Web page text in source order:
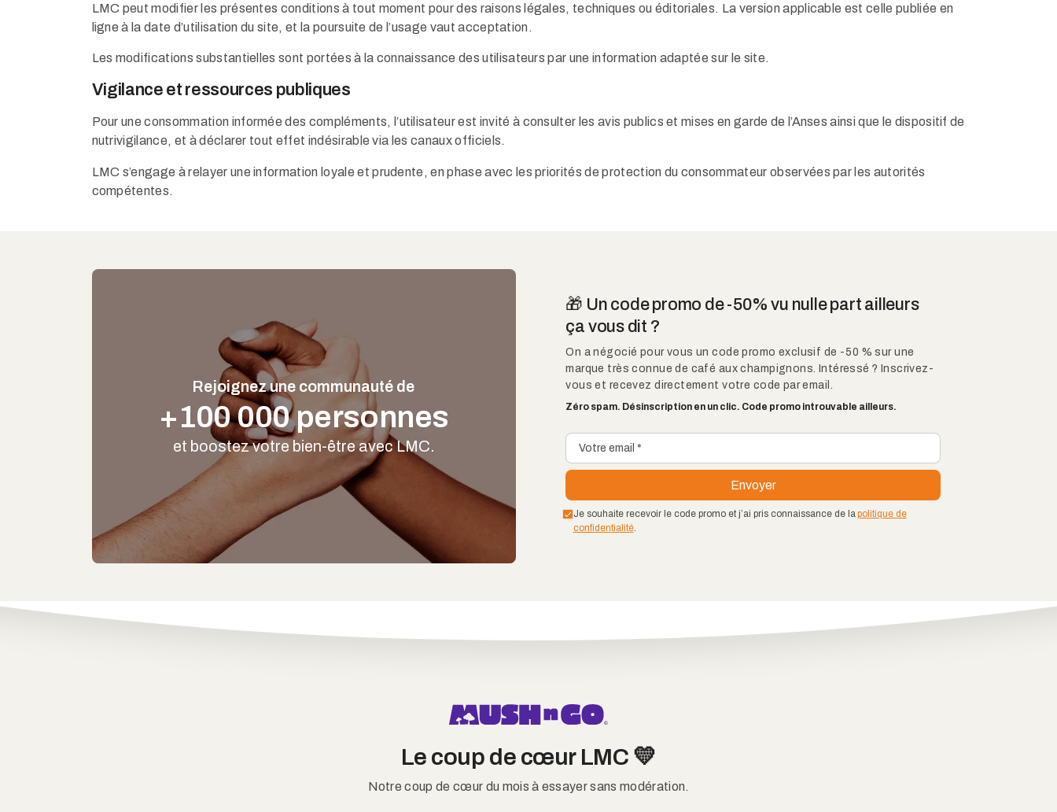
LMC peut modifier les présentes conditions à tout moment pour des raisons légales, techniques ou éditoriales. La version applicable est celle publiée en
ligne à la date d’utilisation du site, et la poursuite de l’usage vaut acceptation.
Les modifications substantielles sont portées à la connaissance des utilisateurs par une information adaptée sur le site.
Vigilance et ressources publiques
Pour une consommation informée des compléments, l’utilisateur est invité à consulter les avis publics et mises en garde de l’Anses ainsi que le dispositif de
nutrivigilance, et à déclarer tout effet indésirable via les canaux officiels.
LMC s’engage à relayer une information loyale et prudente, en phase avec les priorités de protection du consommateur observées par les autorités
compétentes.
Rejoignez une communauté de
+100 000 personnes
et boostez votre bien-être avec LMC.
🎁 Un code promo de -50% vu nulle part ailleurs
ça vous dit ?
On a négocié pour vous un code promo exclusif de -50 % sur une
marque très connue de café aux champignons. Intéressé ? Inscrivez-
vous et recevez directement votre code par email.
Zéro spam. Désinscription en un clic. Code promo introuvable ailleurs.
Je souhaite recevoir le code promo et j’ai pris connaissance de la politique de
confidentialité.
Le coup de cœur LMC 💛
Notre coup de cœur du mois à essayer sans modération.